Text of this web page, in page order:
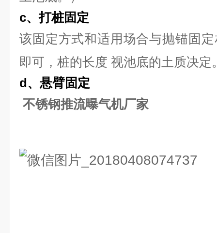
c、打桩固 定
该固定方式和适用场合与抛锚固
即可，桩的长度 视池底的土质决定
d、 悬臂固定
不锈钢推流曝气机厂家